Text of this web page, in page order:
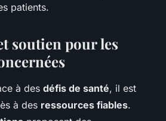
patients.
soutien pour les
à des défis de santé, il est
à des ressources fiables.